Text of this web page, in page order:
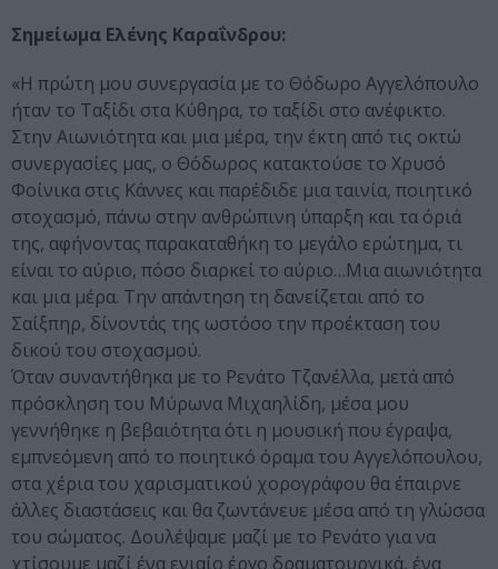
Σημείωμα Ελένης Καραΐνδρου:
«Η πρώτη μου συνεργασία με το Θόδωρο Αγγελόπουλο
ήταν το Ταξίδι στα Κύθηρα, το ταξίδι στο ανέφικτο.
Στην Αιωνιότητα και μια μέρα, την έκτη από τις οκτώ
συνεργασίες μας, ο Θόδωρος κατακτούσε το Χρυσό
Φοίνικα στις Κάννες και παρέδιδε μια ταινία, ποιητικό
στοχασμό, πάνω στην ανθρώπινη ύπαρξη και τα όριά
της, αφήνοντας παρακαταθήκη το μεγάλο ερώτημα, τι
είναι το αύριο, πόσο διαρκεί το αύριο…Μια αιωνιότητα
και μια μέρα. Την απάντηση τη δανείζεται από το
Σαίξπηρ, δίνοντάς της ωστόσο την προέκταση του
δικού του στοχασμού.
Όταν συναντήθηκα με το Ρενάτο Τζανέλλα, μετά από
πρόσκληση του Μύρωνα Μιχαηλίδη, μέσα μου
γεννήθηκε η βεβαιότητα ότι η μουσική που έγραψα,
εμπνεόμενη από το ποιητικό όραμα του Αγγελόπουλου,
στα χέρια του χαρισματικού χορογράφου θα έπαιρνε
άλλες διαστάσεις και θα ζωντάνευε μέσα από τη γλώσσα
του σώματος. Δουλέψαμε μαζί με το Ρενάτο για να
χτίσουμε μαζί ένα ενιαίο έργο δραματουργικά, ένα